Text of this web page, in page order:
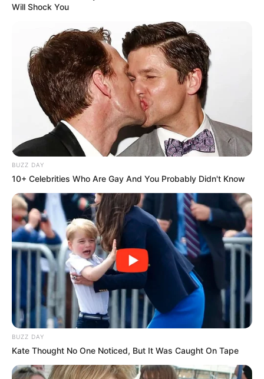
Will Shock You
BUZZ DAY
10+ Celebrities Who Are Gay And You Probably Didn't Know
BUZZ DAY
Kate Thought No One Noticed, But It Was Caught On Tape